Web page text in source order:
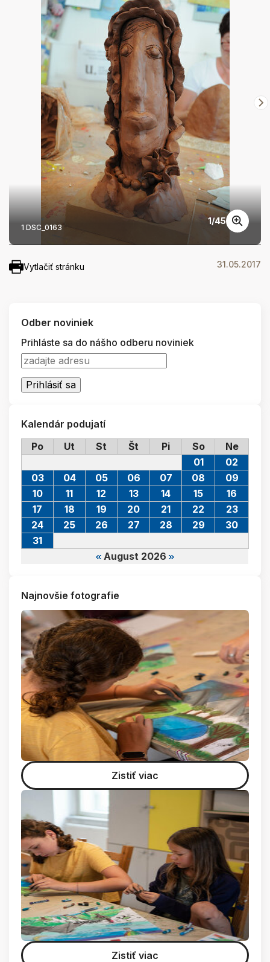
1 DSC_0163
1/45
Vytlačiť stránku 31.05.2017
Odber noviniek
Prihláste sa do nášho odberu noviniek
Kalendár podujatí
Po
Ut St Št Pi So Ne
August 2026
01
02
03
04 05 06 07 08
09
10
11 12 13 14 15
16
17
18 19 20 21 22
23
24
25 26 27 28 29
30
31
Najnovšie fotografie
Zistiť viac
Zistiť viac